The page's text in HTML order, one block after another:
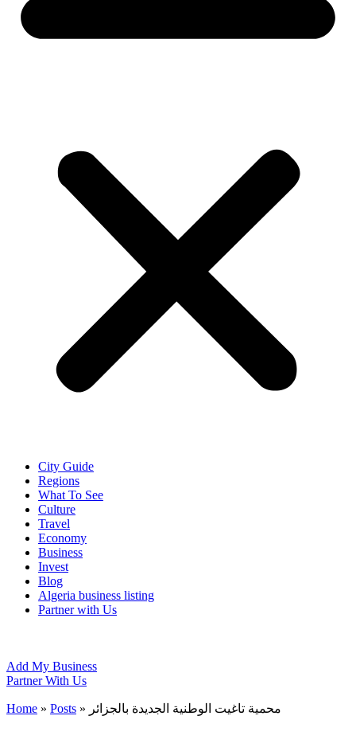
City Guide
Regions
What To See
Culture
Travel
Economy
Business
Invest
Blog
Algeria business listing
Partner with Us
Add My Business
Partner With Us
Home » Posts » محمية تاغيت الوطنية الجديدة بالجزائر